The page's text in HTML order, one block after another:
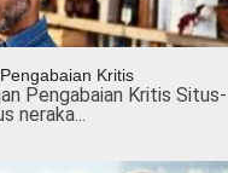
Kritis
Pengabaian Kritis Situs-
neraka...